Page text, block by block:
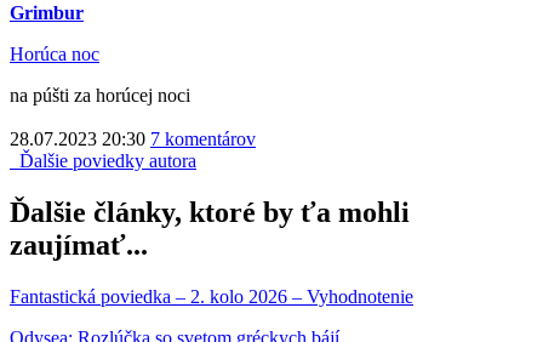
Grimbur
Horúca noc
na púšti za horúcej noci
28.07.2023 20:30 7 komentárov
Ďalšie poviedky autora
Ďalšie články, ktoré by ťa mohli
zaujímať...
Fantastická poviedka – 2. kolo 2026 – Vyhodnotenie
Odysea: Rozlúčka so svetom gréckych bájí